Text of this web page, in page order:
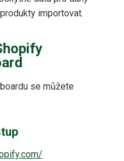
importovat.
se můžete